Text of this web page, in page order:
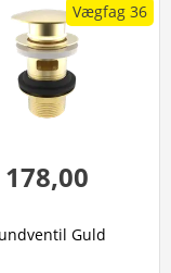
Vægfag 36
178,00
Guld